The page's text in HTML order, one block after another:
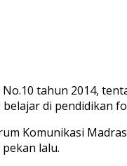
tahun 2014,
di pendidikan
Komunikasi
lalu.